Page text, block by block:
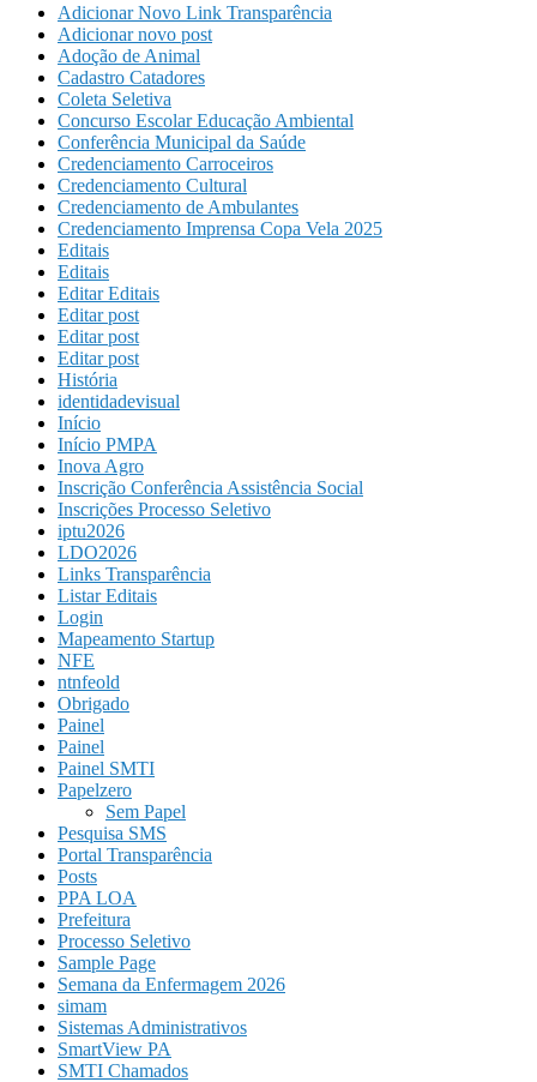
Adicionar Novo Link Transparência
Adicionar novo post
Adoção de Animal
Cadastro Catadores
Coleta Seletiva
Concurso Escolar Educação Ambiental
Conferência Municipal da Saúde
Credenciamento Carroceiros
Credenciamento Cultural
Credenciamento de Ambulantes
Credenciamento Imprensa Copa Vela 2025
Editais
Editais
Editar Editais
Editar post
Editar post
Editar post
História
identidadevisual
Início
Início PMPA
Inova Agro
Inscrição Conferência Assistência Social
Inscrições Processo Seletivo
iptu2026
LDO2026
Links Transparência
Listar Editais
Login
Mapeamento Startup
NFE
ntnfeold
Obrigado
Painel
Painel
Painel SMTI
Papelzero
Sem Papel
Pesquisa SMS
Portal Transparência
Posts
PPA LOA
Prefeitura
Processo Seletivo
Sample Page
Semana da Enfermagem 2026
simam
Sistemas Administrativos
SmartView PA
SMTI Chamados